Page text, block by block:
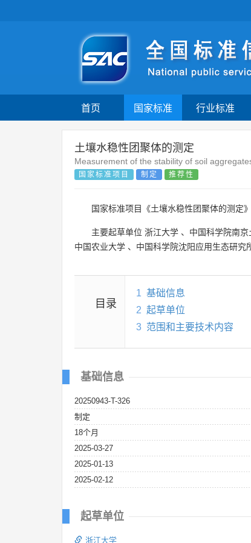
首页 国家标准 行业标准
土壤水稳性团聚体的测定
Measurement of the stability of soil
国家标准项目 制定 推荐性
国家标准项目《土壤水稳性团聚体的测定
主要起草单位 浙江大学 、 中国科学院南
中国农业大学 、 中国科学院沈阳应用生态研究
目录
1 基础信息
2 起草单位
3 范围和主要技术内容
基础信息
20250943-T-326
制定
18个月
2025-03-27
2025-01-13
2025-02-12
起草单位
浙江大学